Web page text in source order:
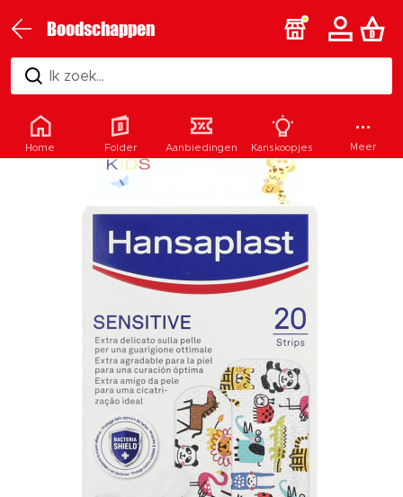
Boodschappen
Ik zoek...
Home Folder Aanbiedingen Kanskoopjes Meer